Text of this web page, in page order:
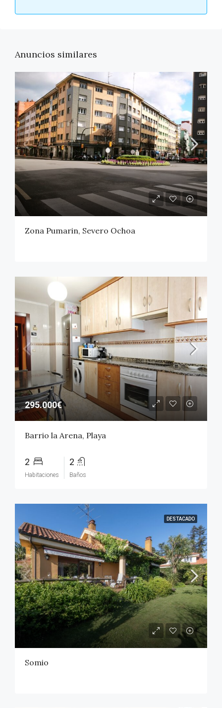
Anuncios similares
Zona Pumarin, Severo Ochoa
295.000€
Barrio la Arena, Playa
2
Habitaciones
2
Baños
DESTACADO
Somio